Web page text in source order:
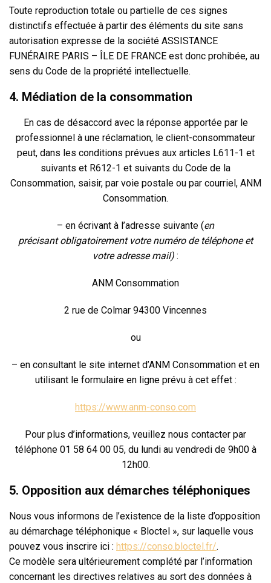
Toute reproduction totale ou partielle de ces signes
distinctifs effectuée à partir des éléments du site sans
autorisation expresse de la société ASSISTANCE
FUNÉRAIRE PARIS – ÎLE DE FRANCE est donc prohibée, au
sens du Code de la propriété intellectuelle.
4. Médiation de la consommation
En cas de désaccord avec la réponse apportée par le
professionnel à une réclamation, le client-consommateur
peut, dans les conditions prévues aux articles L611-1 et
suivants et R612-1 et suivants du Code de la
Consommation, saisir, par voie postale ou par courriel, ANM
Consommation.
– en écrivant à l’adresse suivante (en
précisant obligatoirement votre numéro de téléphone et
votre adresse mail) :
ANM Consommation
2 rue de Colmar 94300 Vincennes
ou
– en consultant le site internet d’ANM Consommation et en
utilisant le formulaire en ligne prévu à cet effet :
https://www.anm-conso.com
Pour plus d’informations, veuillez nous contacter par
téléphone 01 58 64 00 05, du lundi au vendredi de 9h00 à
12h00.
5. Opposition aux démarches téléphoniques
Nous vous informons de l’existence de la liste d’opposition
au démarchage téléphonique « Bloctel », sur laquelle vous
pouvez vous inscrire ici : https://conso.bloctel.fr/.
Ce modèle sera ultérieurement complété par l’information
concernant les directives relatives au sort des données à